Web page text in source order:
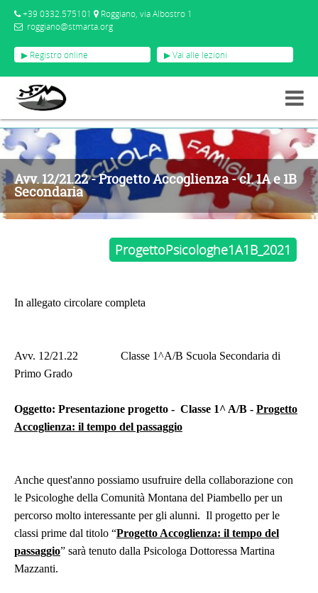
+39 0332.575101
Roggiano, via Albostro 1
roggiano@stmarta.org
▶ Registro online ▶ Vai alle lezioni
AVVISI
Avv. 12/21.22 - Progetto Accoglienza - cl. 1A e 1B
Secondaria
ProgettoPsicologhe1A1B_2021
In allegato circolare completa
Avv. 12/21.22 Classe 1^A/B Scuola Secondaria di
Primo Grado
Oggetto: Presentazione progetto - Classe 1^ A/B - Progetto
Accoglienza: il tempo del passaggio
Anche quest'anno possiamo usufruire della collaborazione con
le Psicologhe della Comunità Montana del Piambello per un
percorso molto interessante per gli alunni. Il progetto per le
classi prime dal titolo “Progetto Accoglienza: il tempo del
passaggio” sarà tenuto dalla Psicologa Dottoressa Martina
Mazzanti.